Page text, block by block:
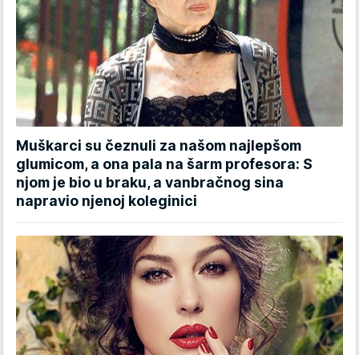
Muškarci su čeznuli za našom najlepšom
glumicom, a ona pala na šarm profesora: S
njom je bio u braku, a vanbračnog sina
napravio njenoj koleginici